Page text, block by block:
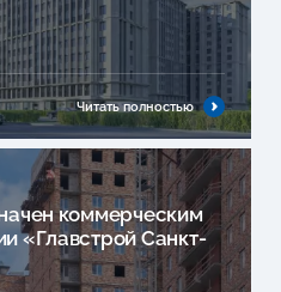
Читать полностью
коммерческим
«Главстрой Санкт-